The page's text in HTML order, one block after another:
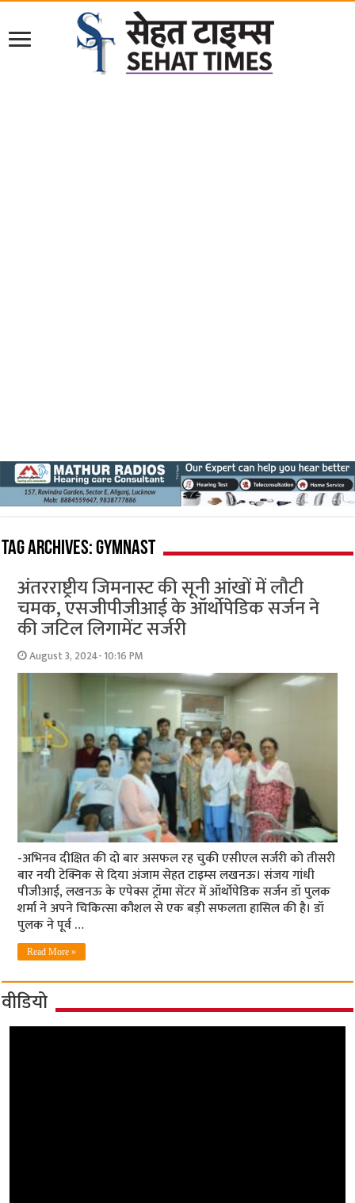
Tag Archives:gymnast
अंतरराष्ट्रीय​ जिमनास्ट की सूनी आंखों में लौटी
चमक, एसजीपीजीआई के ऑर्थोपेडिक सर्जन ने
की जटिल लिगामेंट सर्जरी
August 3, 2024- 10:16 PM
-अभिनव दीक्षित की दो बार असफल रह चुकी एसीएल सर्जरी को तीसरी
बार नयी टेक्निक से दिया अंजाम सेहत टाइम्स लखनऊ। संजय गांधी
पीजीआई, लखनऊ के एपेक्स ट्रॉमा सेंटर में ऑर्थोपेडिक सर्जन डॉ पुलक
शर्मा ने अपने चिकित्सा कौशल से एक बड़ी सफलता हासिल की है। डॉ
पुलक ने पूर्व …
Read More »
वीडियो